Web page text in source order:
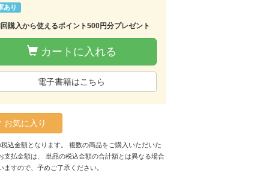
あり
購入から使えるポイント500円分プレゼント
カートに入れる
電子書籍はこちら
お気に入り
込金額となります。 複数の商品をご購入いただいた
支払金額は、 単品の税込金額の合計額とは異なる場合
ますので、予めご了承ください。